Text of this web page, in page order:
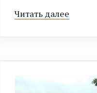
Читать далее